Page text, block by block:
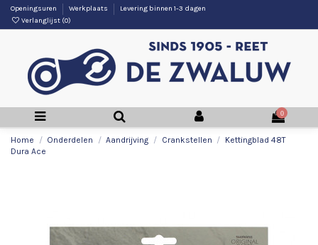
Openingsuren Werkplaats
Levering binnen 1-3 dagen
Verlanglijst (0)
0
Home Onderdelen Aandrijving Crankstellen
Kettingblad 48T
Dura Ace